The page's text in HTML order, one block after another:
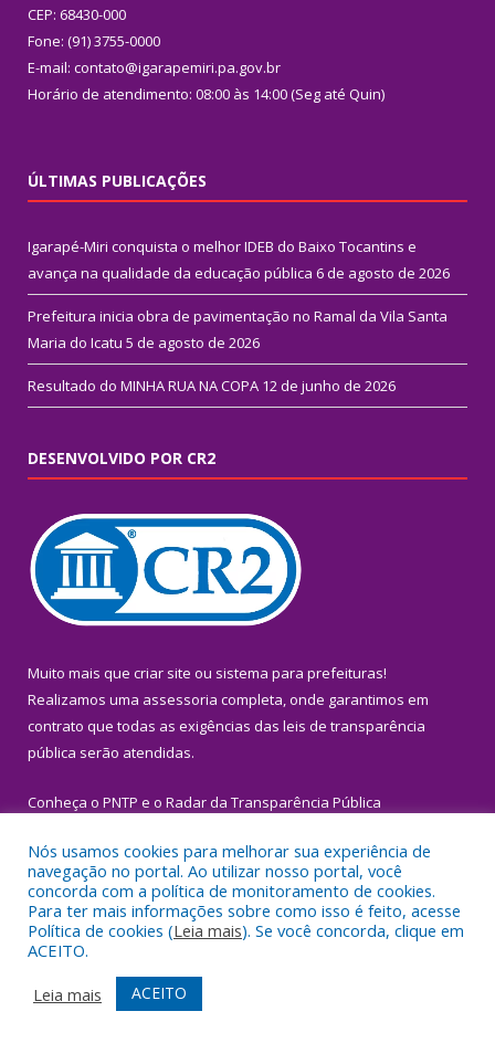
CEP: 68430-000
Fone: (91) 3755-0000
E-mail: contato@igarapemiri.pa.gov.br
Horário de atendimento: 08:00 às 14:00 (Seg até Quin)
ÚLTIMAS PUBLICAÇÕES
Igarapé-Miri conquista o melhor IDEB do Baixo Tocantins e
avança na qualidade da educação pública 6 de agosto de 2026
Prefeitura inicia obra de pavimentação no Ramal da Vila Santa
Maria do Icatu 5 de agosto de 2026
Resultado do MINHA RUA NA COPA 12 de junho de 2026
DESENVOLVIDO POR CR2
Muito mais que criar site ou sistema para prefeituras!
Realizamos uma assessoria completa, onde garantimos em
contrato que todas as exigências das leis de transparência
pública serão atendidas.
Conheça o PNTP e o Radar da Transparência Pública
Todos os direitos reservados a Prefeitura Municipal de Igarapé-
Miri.
Mapa do Site
Acessar Área Administrativa
Acessar Webmail
Nós usamos cookies para melhorar sua experiência de
navegação no portal. Ao utilizar nosso portal, você
concorda com a política de monitoramento de cookies.
Para ter mais informações sobre como isso é feito, acesse
Política de cookies (Leia mais). Se você concorda, clique em
ACEITO.
Leia mais
ACEITO